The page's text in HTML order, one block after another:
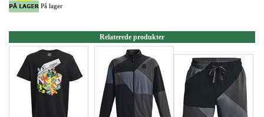
På lager
Relaterede produkter